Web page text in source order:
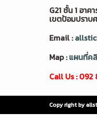
G21 ชั้น 1 อา
เขตป้อมปราบ
Email :
Map :แผนที่ค
Call Us : 092
Copy right by